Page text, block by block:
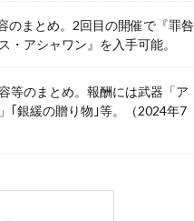
のまとめ。2回目の開催で『罪咎
アシャワン』を入手可能。
等のまとめ。報酬には武器「ア
｢銀緩の贈り物｣等。（2024年7